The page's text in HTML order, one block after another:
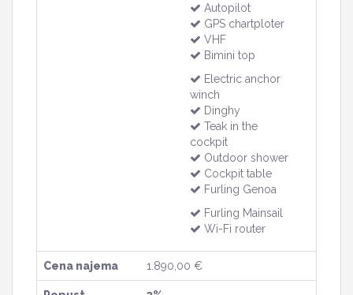
Autopilot
GPS chartploter
VHF
Bimini top
Electric anchor
winch
Dinghy
Teak in the
cockpit
Outdoor shower
Cockpit table
Furling Genoa
Furling Mainsail
Wi-Fi router
Cena najema 1.890,00 €